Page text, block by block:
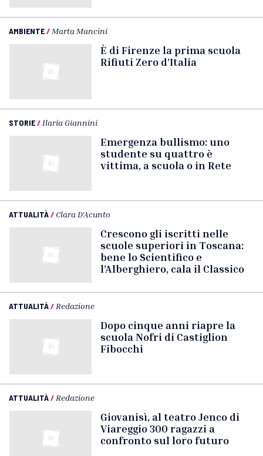
AMBIENTE/ Marta Mancini
È di Firenze la prima scuola
Rifiuti Zero d’Italia
STORIE/ Ilaria Giannini
Emergenza bullismo: uno
studente su quattro è
vittima, a scuola o in Rete
ATTUALITÀ/ Clara D'Acunto
Crescono gli iscritti nelle
scuole superiori in Toscana:
bene lo Scientifico e
l’Alberghiero, cala il Classico
ATTUALITÀ/ Redazione
Dopo cinque anni riapre la
scuola Nofri di Castiglion
Fibocchi
ATTUALITÀ/ Redazione
Giovanisì, al teatro Jenco di
Viareggio 300 ragazzi a
confronto sul loro futuro